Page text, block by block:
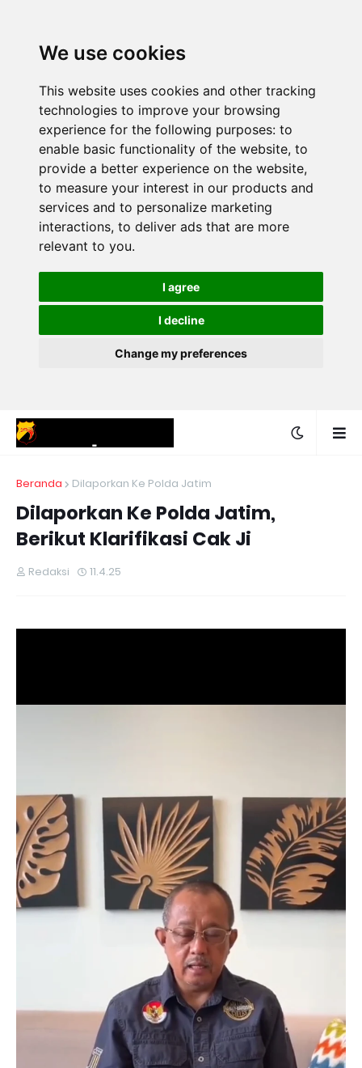
We use cookies
This website uses cookies and other tracking
technologies to improve your browsing
experience for the following purposes: to
enable basic functionality of the website, to
provide a better experience on the website,
to measure your interest in our products and
services and to personalize marketing
interactions, to deliver ads that are more
relevant to you.
I agree
I decline
Change my preferences
Beranda Dilaporkan Ke Polda Jatim
Dilaporkan Ke Polda Jatim,
Berikut Klarifikasi Cak Ji
Redaksi 11.4.25